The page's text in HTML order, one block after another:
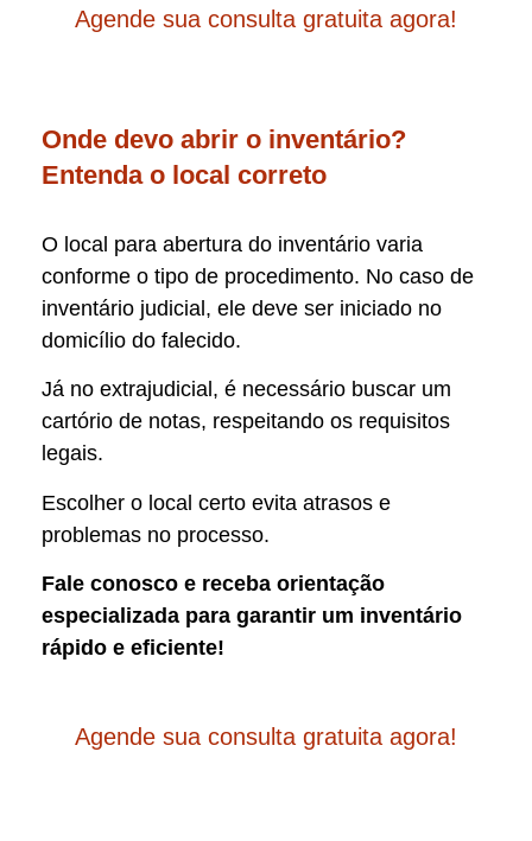
Agende sua consulta gratuita agora!
Onde devo abrir o inventário?
Entenda o local correto
O local para abertura do inventário varia
conforme o tipo de procedimento. No caso de
inventário judicial, ele deve ser iniciado no
domicílio do falecido.
Já no extrajudicial, é necessário buscar um
cartório de notas, respeitando os requisitos
legais.
Escolher o local certo evita atrasos e
problemas no processo.
Fale conosco e receba orientação
especializada para garantir um inventário
rápido e eficiente!
Agende sua consulta gratuita agora!